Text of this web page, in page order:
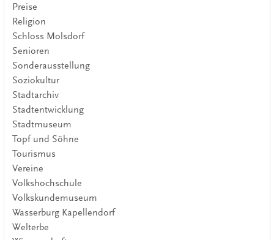
Preise
Religion
Schloss Molsdorf
Senioren
Sonderausstellung
Soziokultur
Stadtarchiv
Stadtentwicklung
Stadtmuseum
Topf und Söhne
Tourismus
Vereine
Volkshochschule
Volkskundemuseum
Wasserburg Kapellendorf
Welterbe